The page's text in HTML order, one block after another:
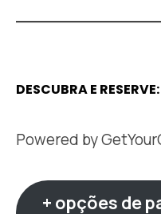
DESCUBRA E RESERVE:
Powered by
+ opções de